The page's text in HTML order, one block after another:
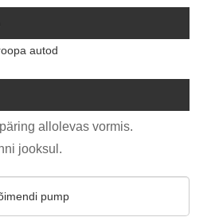
autod
allolevas vormis.
jooksul.